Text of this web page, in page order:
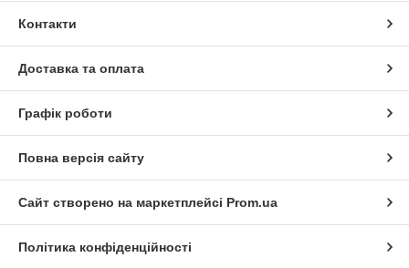
Контакти
Доставка та оплата
Графік роботи
Повна версія сайту
Сайт створено на маркетплейсі Prom.ua
Політика конфіденційності